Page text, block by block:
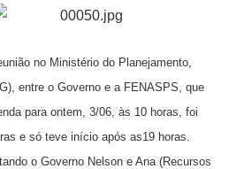
no Ministério do Planejamento,
entre o Governo e a FENASPS, que
para ontem, 3/06, às 10 horas, foi
e só teve início após as19 horas.
o Governo Nelson e Ana (Recursos